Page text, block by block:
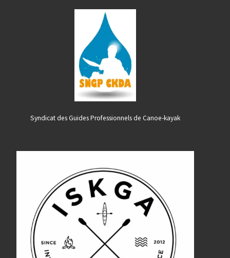
Syndicat des Guides Professionnels de Canoe-kayak